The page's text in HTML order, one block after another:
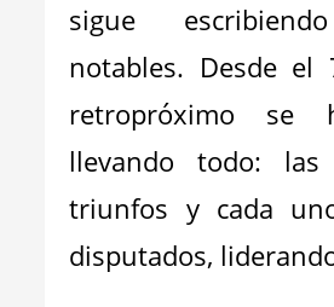
sigue
notables. Desde el
retropróximo se
llevando todo: las
triunfos y cada
disputados,